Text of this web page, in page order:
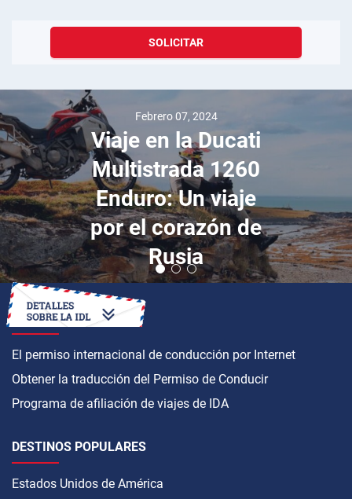
SOLICITAR
Febrero 07, 2024
Viaje en la Ducati
Multistrada 1260
Enduro: Un viaje
por el corazón de
Rusia
CÓMO OBTENER
El permiso internacional de conducción por Internet
Obtener la traducción del Permiso de Conducir
Programa de afiliación de viajes de IDA
DESTINOS POPULARES
Estados Unidos de América